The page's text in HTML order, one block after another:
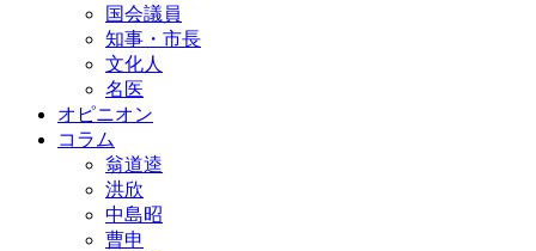
国会議員
知事・市長
文化人
名医
オピニオン
コラム
翁道逵
洪欣
中島昭
曹申